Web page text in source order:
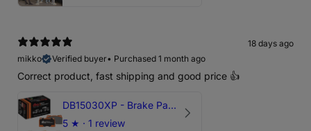
18 days ago
mikko
Verified buyer• Purchased 1 month ago
Correct product, fast shipping and good price 👍
DB15030XP - Brake Pads Xtreme Performance | Front Axle
5 ★ · 1 review